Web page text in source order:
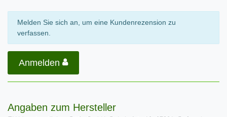
Melden Sie sich an, um eine Kundenrezension zu
verfassen.
Anmelden
Angaben zum Hersteller